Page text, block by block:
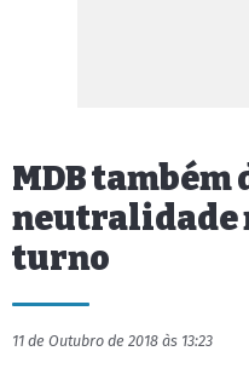
MDB também
neutralidade
turno
11 de Outubro de 2018 às 13:23